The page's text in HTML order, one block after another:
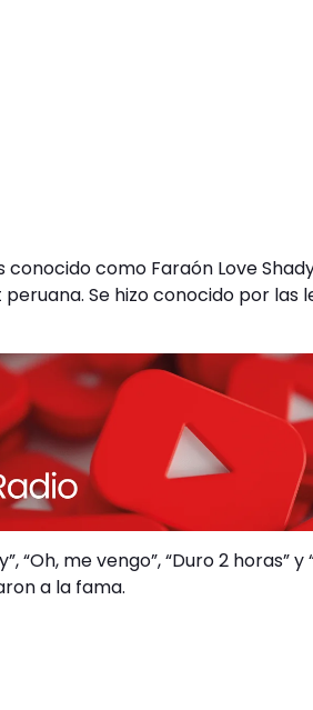
conocido como Faraón Love
Se hizo conocido por las
“Oh, me vengo”, “Duro 2
a la fama.